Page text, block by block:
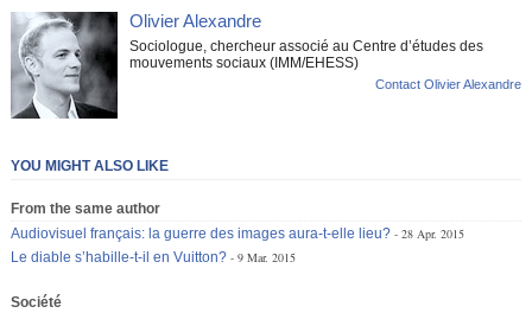
Olivier Alexandre
Sociologue, chercheur associé au Centre d’études des
mouvements sociaux (IMM/EHESS)
Contact Olivier Alexandre
YOU MIGHT ALSO LIKE
From the same author
Audiovisuel français: la guerre des images aura-t-elle lieu?
28 Apr. 2015
Le diable s’habille-t-il en Vuitton?
9 Mar. 2015
Société